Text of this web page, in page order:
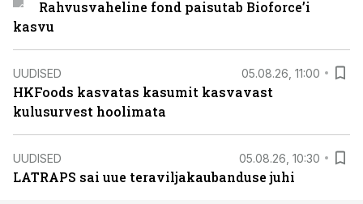
Rahvusvaheline fond paisutab Bioforce’i
kasvu
UUDISED 05.08.26, 11:00
HKFoods kasvatas kasumit kasvavast
kulusurvest hoolimata
UUDISED 05.08.26, 10:30
LATRAPS sai uue teraviljakaubanduse juhi